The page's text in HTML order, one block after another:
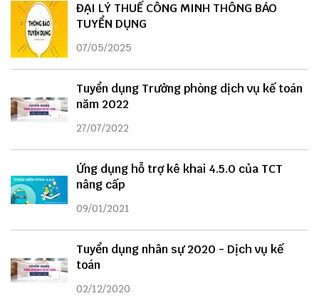
ĐẠI LÝ THUẾ CÔNG MINH THÔNG BÁO
TUYỂN DỤNG
07/05/2025
Tuyển dụng Trưởng phòng dịch vụ kế toán
năm 2022
27/07/2022
Ứng dụng hỗ trợ kê khai 4.5.0 của TCT
nâng cấp
09/01/2021
Tuyển dụng nhân sự 2020 - Dịch vụ kế
toán
02/12/2020